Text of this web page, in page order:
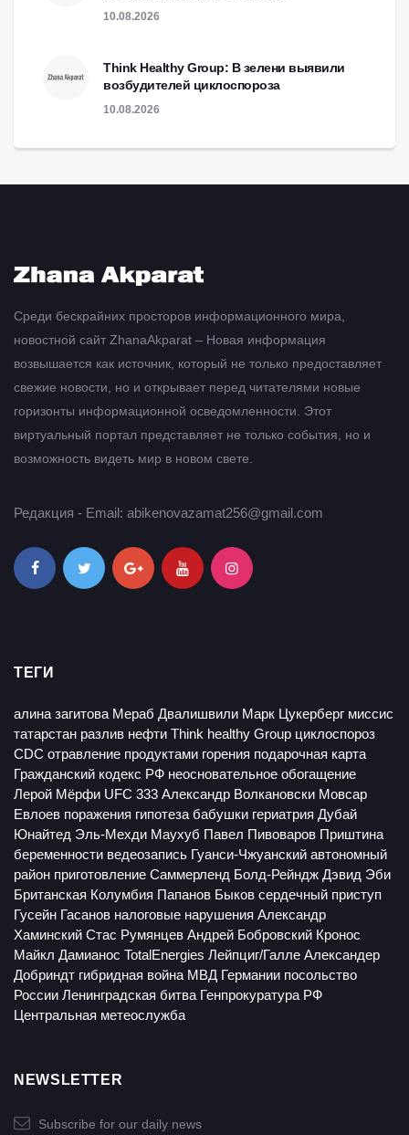
10.08.2026
Think Healthy Group: В зелени выявили
возбудителей циклоспороза
10.08.2026
Среди бескрайних просторов информационного мира,
новостной сайт ZhanaAkparat – Новая информация
возвышается как источник, который не только предоставляет
свежие новости, но и открывает перед читателями новые
горизонты информационной осведомленности. Этот
виртуальный портал представляет не только события, но и
возможность видеть мир в новом свете.
Редакция - Email: abikenovazamat256@gmail.com
ТЕГИ
алина загитова Мераб Двалишвили Марк Цукерберг миссис
татарстан разлив нефти Think healthy Group циклоспороз
CDC отравление продуктами горения подарочная карта
Гражданский кодекс РФ неосновательное обогащение
Лерой Мёрфи UFC 333 Александр Волкановски Мовсар
Евлоев поражения гипотеза бабушки гериатрия Дубай
Юнайтед Эль-Мехди Маухуб Павел Пивоваров Приштина
беременности ведеозапись Гуанси-Чжуанский автономный
район приготовление Саммерленд Болд-Рейндж Дэвид Эби
Британская Колумбия Папанов Быков сердечный приступ
Гусейн Гасанов налоговые нарушения Александр
Хаминский Стас Румянцев Андрей Бобровский Кронос
Майкл Дамианос TotalEnergies Лейпциг/Галле Александер
Добриндт гибридная война МВД Германии посольство
России Ленинградская битва Генпрокуратура РФ
Центральная метеослужба
NEWSLETTER
Subscribe for our daily news